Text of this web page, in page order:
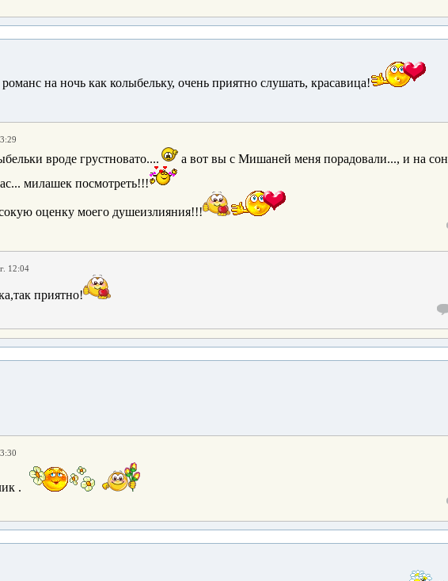
на ночь как колыбельку, очень приятно слушать, красавица!
вроде грустновато....
а вот вы с Мишаней меня порадовали..., и на сон
милашек посмотреть!!!
оценку моего душеизлияния!!!
12:04
приятно!
.